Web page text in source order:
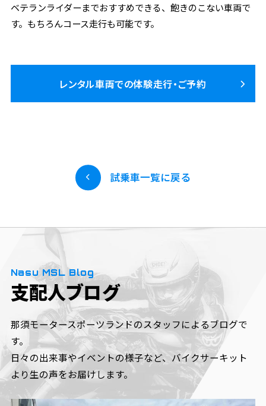
ベテランライダーまでおすすめできる、飽きのこない車両で
す。もちろんコース走行も可能です。
レンタル車両での体験走行・ご予約
試乗車一覧に戻る
Nasu MSL Blog
支配人ブログ
那須モータースポーツランドのスタッフによるブログで
す。
日々の出来事やイベントの様子など、 バイクサーキット
より生の声をお届けします。